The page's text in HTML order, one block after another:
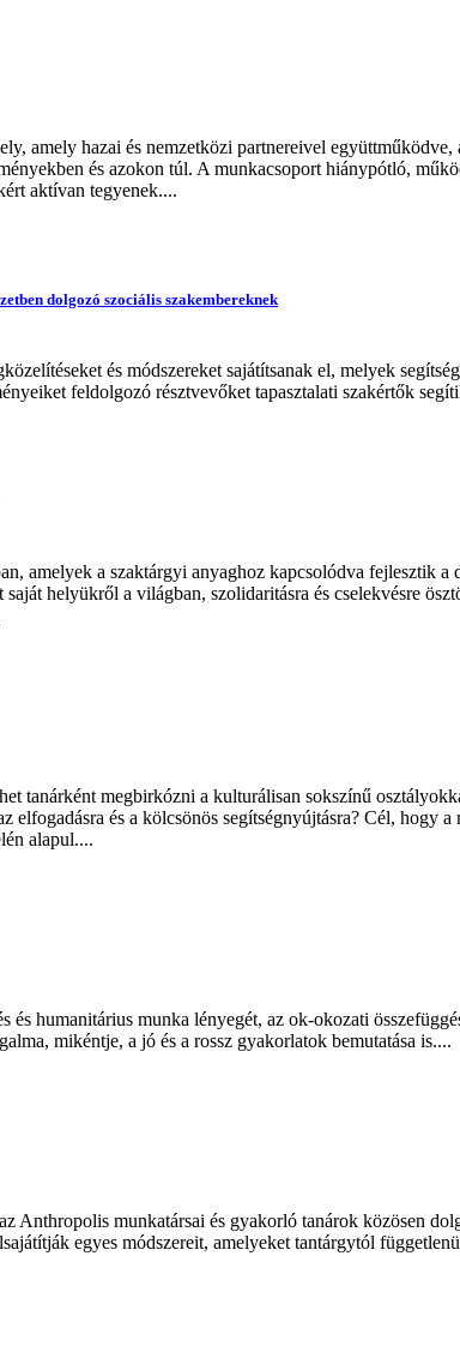
amely hazai és nemzetközi partnereivel
és azokon túl. A munkacsoport hiánypótló,
aktívan tegyenek....
dolgozó szociális szakembereknek
és módszereket sajátítsanak el, melyek
feldolgozó résztvevőket tapasztalati szakértők
amelyek a szaktárgyi anyaghoz kapcsolódva fejlesztik
helyükről a világban, szolidaritásra és cselekvésre
tanárként megbirkózni a kulturálisan sokszínű
és a kölcsönös segítségnyújtásra? Cél, hogy
alapul....
és humanitárius munka lényegét, az ok-okozati
mikéntje, a jó és a rossz gyakorlatok bemutatása is....
Anthropolis munkatársai és gyakorló tanárok közösen
egyes módszereit, amelyeket tantárgytól